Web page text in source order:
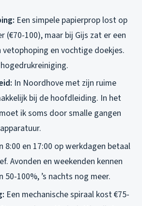
Een simpele papierprop lost op
(€70-100), maar bij Gijs zat er een
vetophoping en vochtige doekjes.
In Noordhove met zijn ruime
bij de hoofdleiding. In het
ik soms door smalle gangen
8:00 en 17:00 op werkdagen betaal
Avonden en weekenden kennen
50-100%, ’s nachts nog meer.
Een mechanische spiraal kost €75-